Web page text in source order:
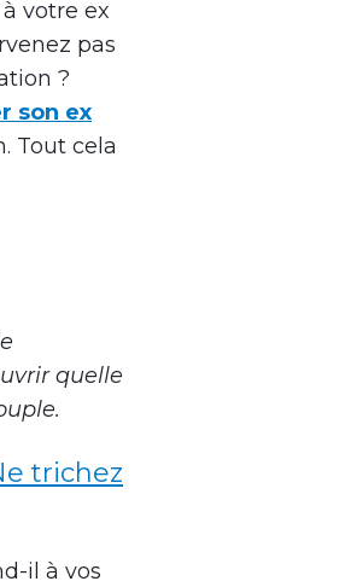
votre ex
pas
?
son ex
Tout cela
quelle
trichez
il à vos